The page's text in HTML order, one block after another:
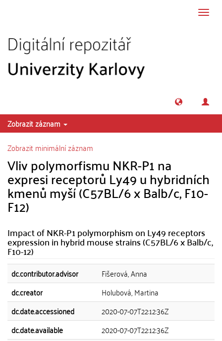
Zobrazit záznam
Zobrazit minimální záznam
Vliv polymorfismu NKR-P1 na
expresi receptorů Ly49 u hybridních
kmenů myší (C57BL/6 x Balb/c, F10-
F12)
Impact of NKR-P1 polymorphism on Ly49 receptors
expression in hybrid mouse strains (C57BL/6 x Balb/c,
F10-12)
dc.contributor.advisor
Fišerová, Anna
dc.creator
Holubová, Martina
dc.date.accessioned
2020-07-07T22:12:36Z
dc.date.available
2020-07-07T22:12:36Z